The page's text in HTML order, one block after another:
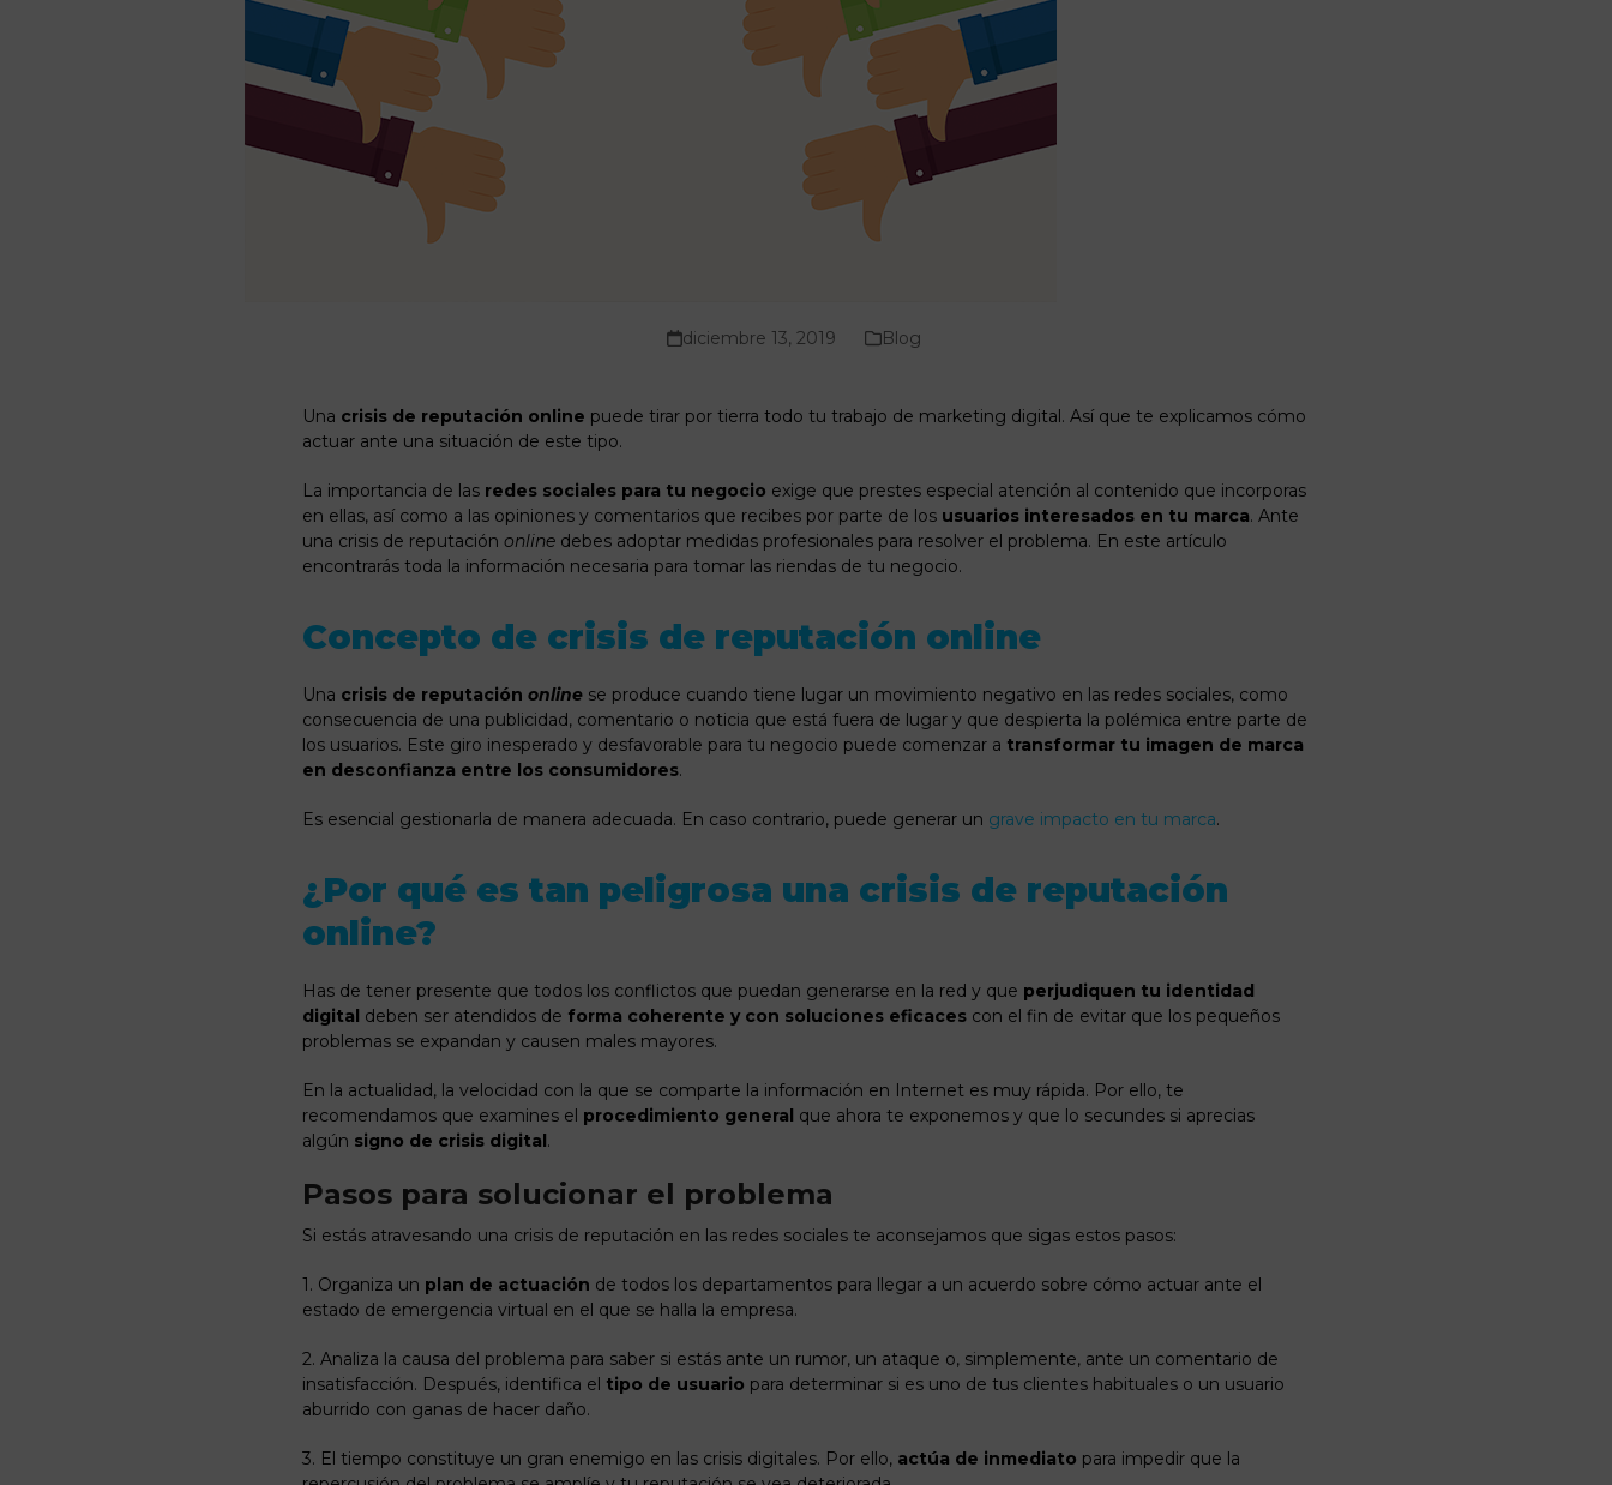
diciembre 13, 2019 Blog
Una crisis de reputación online puede tirar por tierra todo tu trabajo de marketing digital. Así que te explicamos cómo
actuar ante una situación de este tipo.
La importancia de las redes sociales para tu negocio exige que prestes especial atención al contenido que incorporas
en ellas, así como a las opiniones y comentarios que recibes por parte de los usuarios interesados en tu marca. Ante
una crisis de reputación online debes adoptar medidas profesionales para resolver el problema. En este artículo
encontrarás toda la información necesaria para tomar las riendas de tu negocio.
Concepto de crisis de reputación online
Una crisis de reputación online se produce cuando tiene lugar un movimiento negativo en las redes sociales, como
consecuencia de una publicidad, comentario o noticia que está fuera de lugar y que despierta la polémica entre parte de
los usuarios. Este giro inesperado y desfavorable para tu negocio puede comenzar a transformar tu imagen de marca
en desconfianza entre los consumidores.
Es esencial gestionarla de manera adecuada. En caso contrario, puede generar un grave impacto en tu marca.
¿Por qué es tan peligrosa una crisis de reputación
online?
Has de tener presente que todos los conflictos que puedan generarse en la red y que perjudiquen tu identidad
digital deben ser atendidos de forma coherente y con soluciones eficaces con el fin de evitar que los pequeños
problemas se expandan y causen males mayores.
En la actualidad, la velocidad con la que se comparte la información en Internet es muy rápida. Por ello, te
recomendamos que examines el procedimiento general que ahora te exponemos y que lo secundes si aprecias
algún signo de crisis digital.
Pasos para solucionar el problema
Si estás atravesando una crisis de reputación en las redes sociales te aconsejamos que sigas estos pasos:
1. Organiza un plan de actuación de todos los departamentos para llegar a un acuerdo sobre cómo actuar ante el
estado de emergencia virtual en el que se halla la empresa.
2. Analiza la causa del problema para saber si estás ante un rumor, un ataque o, simplemente, ante un comentario de
insatisfacción. Después, identifica el tipo de usuario para determinar si es uno de tus clientes habituales o un usuario
aburrido con ganas de hacer daño.
3. El tiempo constituye un gran enemigo en las crisis digitales. Por ello, actúa de inmediato para impedir que la